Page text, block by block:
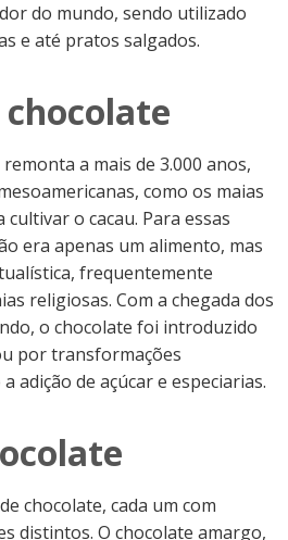
do mundo, sendo utilizado
e até pratos salgados.
a mais de 3.000 anos,
como os maias
cultivar o cacau. Para essas
era apenas um alimento, mas
frequentemente
religiosas. Com a chegada dos
o chocolate foi introduzido
por transformações
adição de açúcar e especiarias.
chocolate, cada um com
distintos. O chocolate amargo,